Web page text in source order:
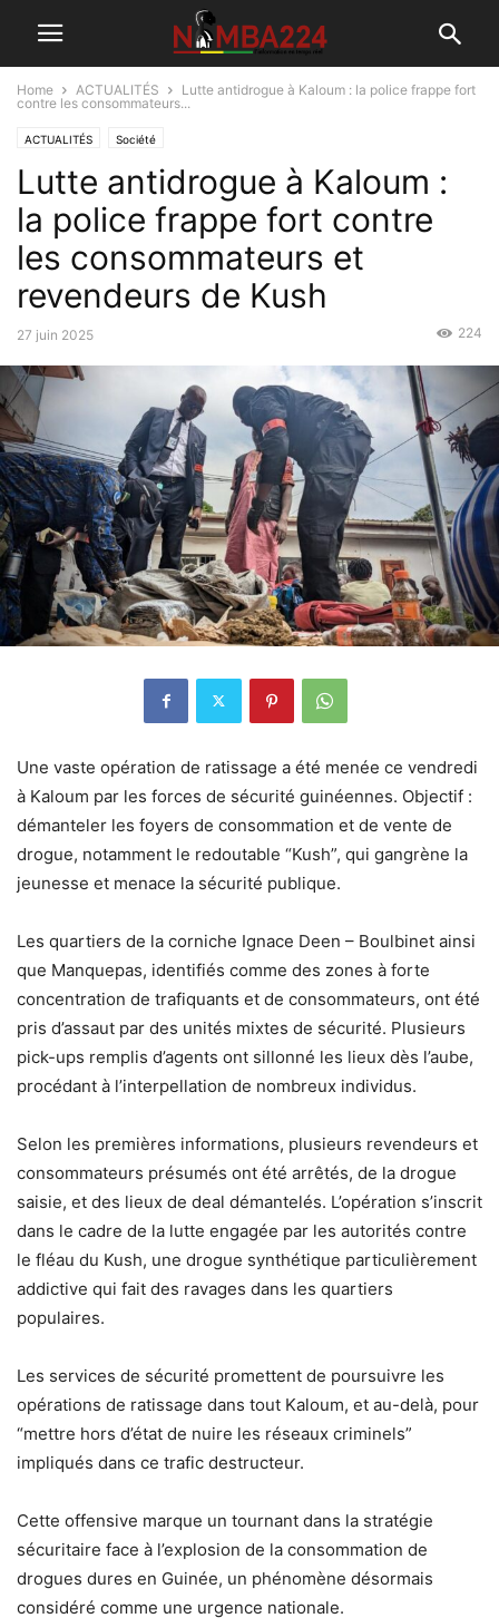
Home ACTUALITÉS
Lutte antidrogue à Kaloum : la police frappe fort
contre les consommateurs...
ACTUALITÉS Société
Lutte antidrogue à Kaloum :
la police frappe fort contre
les consommateurs et
revendeurs de Kush
27 juin 2025 224
Une vaste opération de ratissage a été menée ce vendredi
à Kaloum par les forces de sécurité guinéennes. Objectif :
démanteler les foyers de consommation et de vente de
drogue, notamment le redoutable “Kush”, qui gangrène la
jeunesse et menace la sécurité publique.
Les quartiers de la corniche Ignace Deen – Boulbinet ainsi
que Manquepas, identifiés comme des zones à forte
concentration de trafiquants et de consommateurs, ont été
pris d’assaut par des unités mixtes de sécurité. Plusieurs
pick-ups remplis d’agents ont sillonné les lieux dès l’aube,
procédant à l’interpellation de nombreux individus.
Selon les premières informations, plusieurs revendeurs et
consommateurs présumés ont été arrêtés, de la drogue
saisie, et des lieux de deal démantelés. L’opération s’inscrit
dans le cadre de la lutte engagée par les autorités contre
le fléau du Kush, une drogue synthétique particulièrement
addictive qui fait des ravages dans les quartiers
populaires.
Les services de sécurité promettent de poursuivre les
opérations de ratissage dans tout Kaloum, et au-delà, pour
“mettre hors d’état de nuire les réseaux criminels”
impliqués dans ce trafic destructeur.
Cette offensive marque un tournant dans la stratégie
sécuritaire face à l’explosion de la consommation de
drogues dures en Guinée, un phénomène désormais
considéré comme une urgence nationale.